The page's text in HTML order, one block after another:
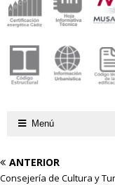
Menú
ANTERIOR
Consejería de Cultura y